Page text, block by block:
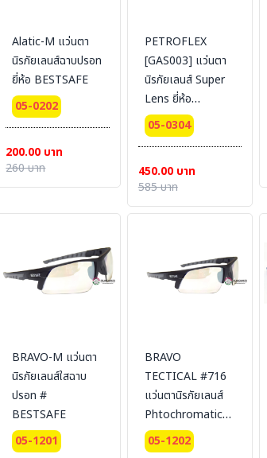
Alatic-M แว่นตา
นิรภัยเลนส์ฉาบปรอท
ยี่ห้อ BESTSAFE
05-0202
200.00 บาท
260 บาท
PETROFLEX
[GAS003] แว่นตา
นิรภัยเลนส์ Super
Lens ยี่ห้อ
BESTSAFE
05-0304
450.00 บาท
585 บาท
BRAVO-M แว่นตา
นิรภัยเลนส์ใสฉาบ
ปรอท #
BESTSAFE
05-1201
BRAVO
TECTICAL #716
แว่นตานิรภัยเลนส์
Phtochromatic
lens # BESTSAFE
05-1202